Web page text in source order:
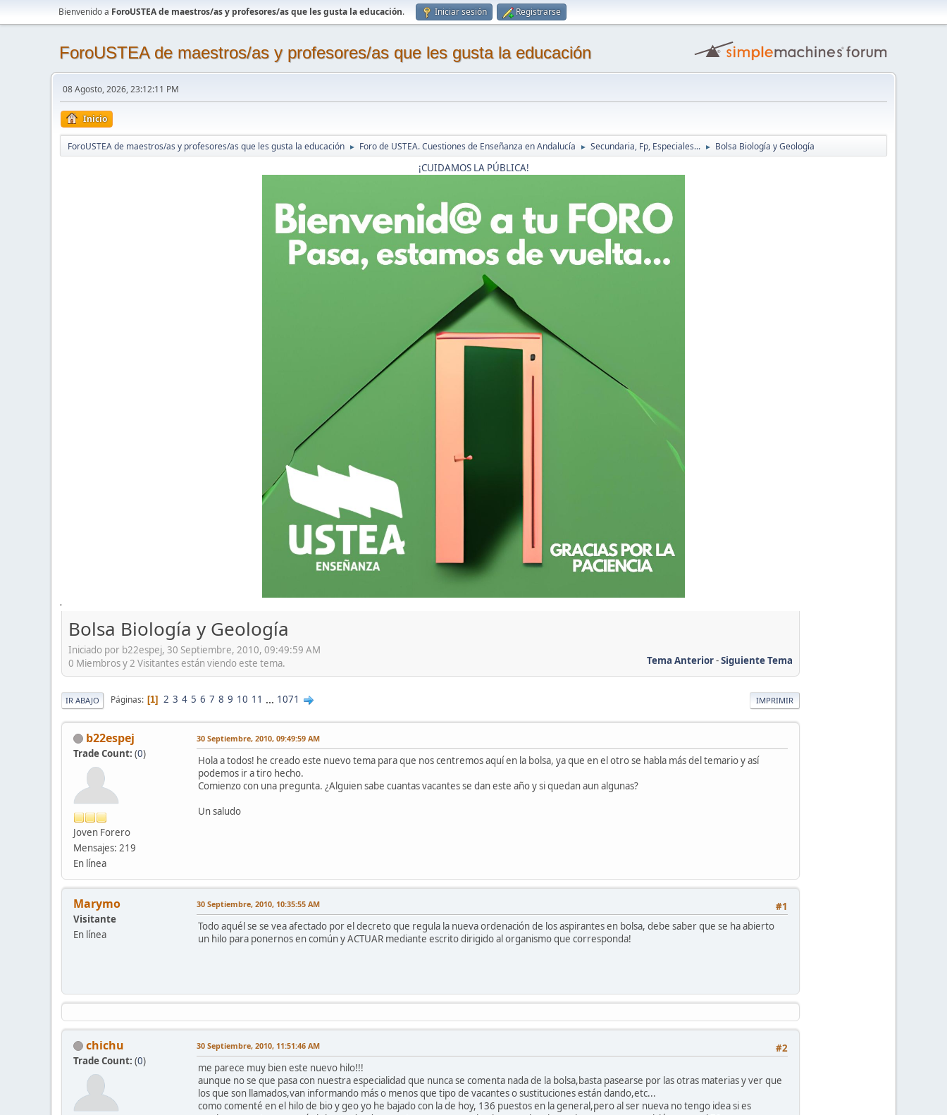
Bienvenido a ForoUSTEA de maestros/as y profesores/as que les gusta la educación. Iniciar sesión Registrarse
ForoUSTEA de maestros/as y profesores/as que les gusta la educación
08 Agosto, 2026, 23:12:11 PM
Inicio
ForoUSTEA de maestros/as y profesores/as que les gusta la educación ► Foro de USTEA. Cuestiones de Enseñanza en Andalucía ► Secundaria, Fp, Especiales... ► Bolsa Biología y Geología
¡CUIDAMOS LA PÚBLICA!
'
Bolsa Biología y Geología
Iniciado por b22espej, 30 Septiembre, 2010, 09:49:59 AM
Tema Anterior-Siguiente Tema
0 Miembros y 2 Visitantes están viendo este tema.
IMPRIMIR
IR ABAJO Páginas 1 2 3 4 5 6 7 8 9 10 11 ... 1071
b22espej
Trade Count: (0)
Joven Forero
Mensajes: 219
En línea
30 Septiembre, 2010, 09:49:59 AM
Hola a todos! he creado este nuevo tema para que nos centremos aquí en la bolsa, ya que en el otro se habla más del temario y así
podemos ir a tiro hecho.
Comienzo con una pregunta. ¿Alguien sabe cuantas vacantes se dan este año y si quedan aun algunas?
Un saludo
Marymo
Visitante
En línea
#1
30 Septiembre, 2010, 10:35:55 AM
Todo aquél se se vea afectado por el decreto que regula la nueva ordenación de los aspirantes en bolsa, debe saber que se ha abierto
un hilo para ponernos en común y ACTUAR mediante escrito dirigido al organismo que corresponda!
chichu
Trade Count: (0)
#2
30 Septiembre, 2010, 11:51:46 AM
me parece muy bien este nuevo hilo!!!
aunque no se que pasa con nuestra especialidad que nunca se comenta nada de la bolsa,basta pasearse por las otras materias y ver que
los que son llamados,van informando más o menos que tipo de vacantes o sustituciones están dando,etc...
como comenté en el hilo de bio y geo yo he bajado con la de hoy, 136 puestos en la general,pero al ser nueva no tengo idea si es